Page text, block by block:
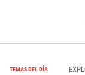
TEMAS DEL DÍA